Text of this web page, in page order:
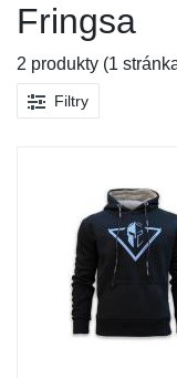
Fringsa
2 produkty (1
Filtry